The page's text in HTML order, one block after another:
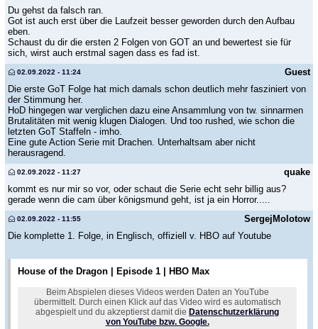
Du gehst da falsch ran.
Got ist auch erst über die Laufzeit besser geworden durch den Aufbau
eben.
Schaust du dir die ersten 2 Folgen von GOT an und bewertest sie für
sich, wirst auch erstmal sagen dass es fad ist.
Guest
02.09.2022 - 11:24
Die erste GoT Folge hat mich damals schon deutlich mehr fasziniert von
der Stimmung her.
HoD hingegen war verglichen dazu eine Ansammlung von tw. sinnarmen
Brutalitäten mit wenig klugen Dialogen. Und too rushed, wie schon die
letzten GoT Staffeln - imho.
Eine gute Action Serie mit Drachen. Unterhaltsam aber nicht
herausragend.
quake
02.09.2022 - 11:27
kommt es nur mir so vor, oder schaut die Serie echt sehr billig aus?
gerade wenn die cam über königsmund geht, ist ja ein Horror.....
SergejMolotow
02.09.2022 - 11:55
Die komplette 1. Folge, in Englisch, offiziell v. HBO auf Youtube
House of the Dragon | Episode 1 | HBO Max
Beim Abspielen dieses Videos werden Daten an YouTube
übermittelt. Durch einen Klick auf das Video wird es automatisch
abgespielt und du akzeptierst damit die Datenschutzerklärung
von YouTube bzw. Google.